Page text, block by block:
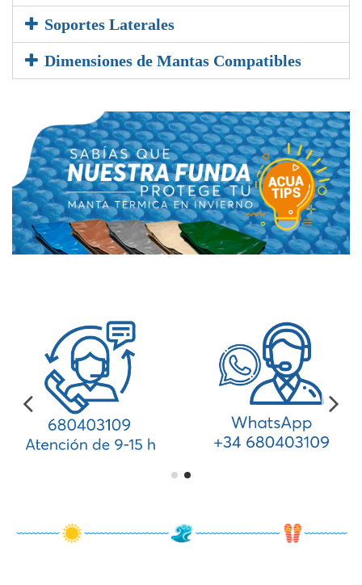
Soportes Laterales
Dimensiones de Mantas Compatibles